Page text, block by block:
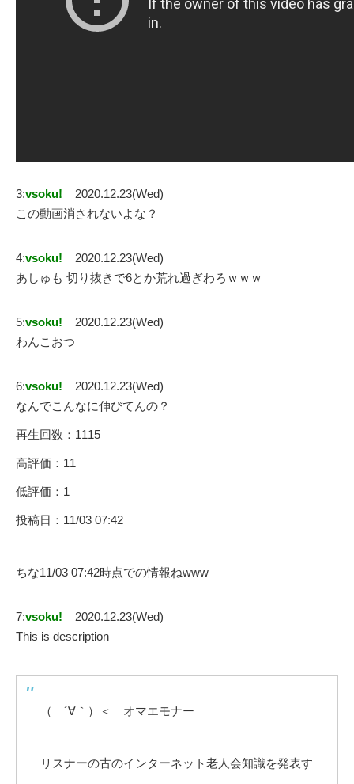
3:vsoku!
2020.12.23(Wed)
この動画消されないよな？
4:vsoku!
2020.12.23(Wed)
あしゅも 切り抜きで6とか荒れ過ぎわろｗｗｗ
5:vsoku!
2020.12.23(Wed)
わんこおつ
6:vsoku!
2020.12.23(Wed)
なんでこんなに伸びてんの？
再生回数：1115
高評価：11
低評価：1
投稿日：11/03 07:42
ちな11/03 07:42時点での情報ねwww
7:vsoku!
2020.12.23(Wed)
This is description
（ ´∀｀）＜ オマエモナー
リスナーの古のインターネット老人会知識を発表す